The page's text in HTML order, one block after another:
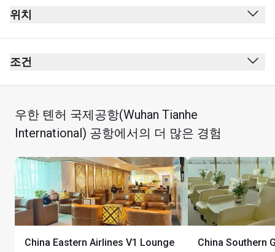
위치
조건
카드 소지자 1인당 동반자 최대 Unlimited명
우한 톈허 국제공항(Wuhan Tianhe
International) 공항에서의 더 많은 경험
China Eastern Airlines V1 Lounge
China Southern